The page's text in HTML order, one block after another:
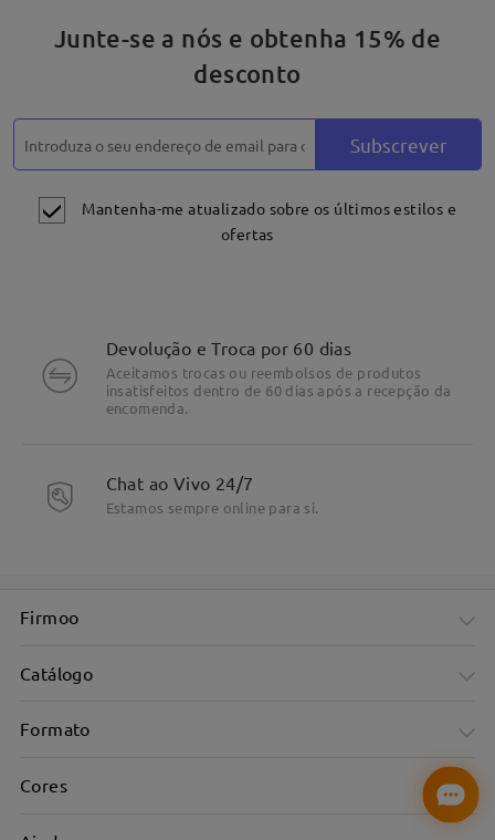
Junte-se a nós e obtenha 15% de
desconto
Subscrever
Mantenha-me atualizado sobre os últimos estilos e
ofertas
Devolução e Troca por 60 dias
Aceitamos trocas ou reembolsos de produtos
insatisfeitos dentro de 60 dias após a recepção da
encomenda.
Chat ao Vivo 24/7
Estamos sempre online para si.
Firmoo
Catálogo
Formato
Cores